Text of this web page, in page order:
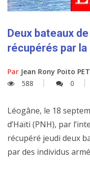
Deux bateaux
récupérés par
Par Jean Rony Poito
588
0
Léogâne, le 18
d’Haïti (PNH), par
récupéré jeudi deux
par des individus